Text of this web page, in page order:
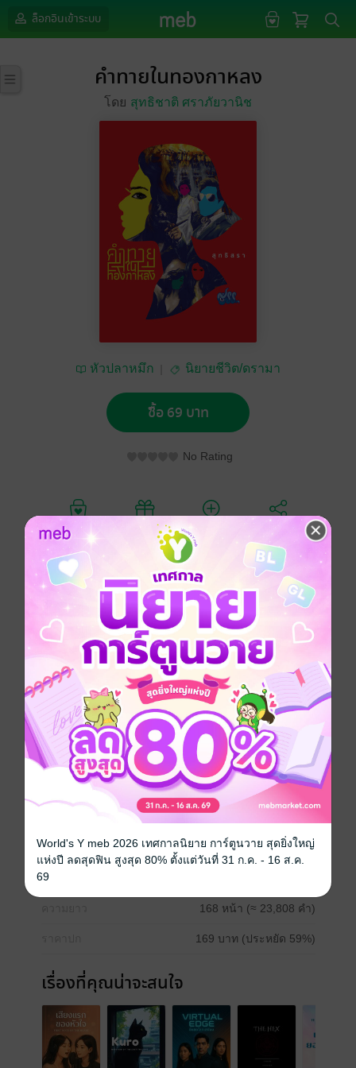
ล็อกอินเข้าระบบ
คำทายในทองกาหลง
โดย สุทธิชาติ ศราภัยวานิช
หัวปลาหมึก นิยายชีวิต/ดรามา
ซื้อ 69 บาท
No Rating
อยากได้ ซื้อเป็นของขวัญ
เรื่องราวของคำทาย เด็กสาววัยสิบเจ็ดผู้เจนจัดเวทีการ
ประกวด
ที่จู่ๆ เส้นทางล่าฝันพลันสิ้นสุดลงหลังจากทั้งพ่อและแม่จาก
ไป
เธอจึงต้องย้ายเข้าไปใช้ชีวิตในคฤหาสน์หรูนาม ทอง
กาหลง
ที่ ๆ เธอจะได้ค้นพบกับเส้นทางสายใหม่ที่ต่างออกไปโดย
สิ้นเชิง
เส้นทางที่มีความลับดำมืดปกคลุมเร้นกายภายใต้ศักดินา
ดรามา แก้แค้น ครอบครัว เสียดสีสังคม
ประเภทไฟล์ pdf, epub(สารบัญ)
วันที่วางขาย
168 หน้า (≈ 23,808 คำ)
169 บาท (ประหยัด 59%)
เรื่องที่คุณน่าจะสนใจ
World's Y meb 2026 เทศกาลนิยาย การ์ตูนวาย สุดยิ่งใหญ่
แห่งปี ลดสุดฟิน สูงสุด 80% ตั้งแต่วันที่ 31 ก.ค. - 16 ส.ค.
69